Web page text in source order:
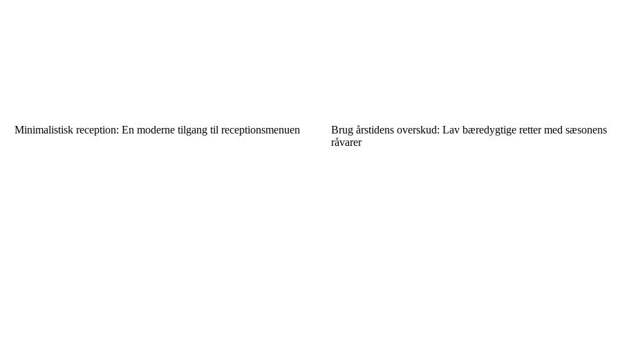
Minimalistisk reception: En moderne tilgang til receptionsmenuen
Brug årstidens overskud: Lav bæredygtige retter med sæsonens
råvarer